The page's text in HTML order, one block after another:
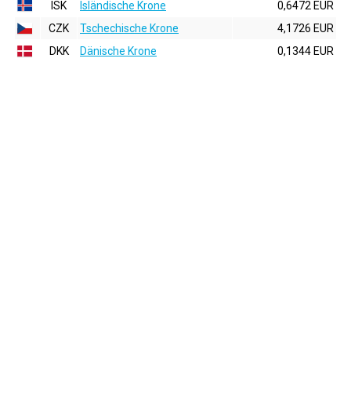
ISK
Isländische Krone
0,6472 EUR
CZK
Tschechische Krone
4,1726 EUR
DKK
Dänische Krone 0,1344 EUR